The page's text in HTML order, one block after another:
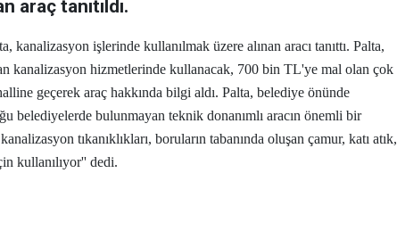
araç tanıtıldı.
kanalizasyon işlerinde kullanılmak üzere alınan aracı tanıttı. Palta,
kanalizasyon hizmetlerinde kullanacak, 700 bin TL'ye mal olan çok
geçerek araç hakkında bilgi aldı. Palta, belediye önünde
belediyelerde bulunmayan teknik donanımlı aracın önemli bir
tıkanıklıkları, boruların tabanında oluşan çamur, katı atık,
kullanılıyor'' dedi.